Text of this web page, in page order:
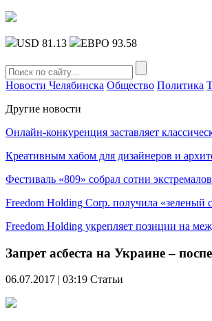
USD 81.13 ЕВРО 93.58
Новости Челябинска Общество Политика
Другие новости
Онлайн-конкуренция заставляет
Креативным хабом для дизайнеров и
Фестиваль «809» собрал сотни
Freedom Holding Corp. получила «зеленый
Freedom Holding укрепляет позиции на
Запрет асбеста на Украине –
06.07.2017 | 03:19 Статьи